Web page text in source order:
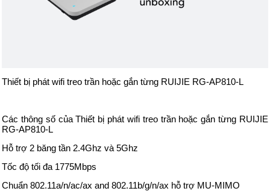
Thiết bị phát wifi treo trần hoặc gắn từng RUIJIE RG-AP810-L
Các thông số của Thiết bị phát wifi treo trần hoặc gắn từng RUIJIE
RG-AP810-L
Hỗ trợ 2 băng tần 2.4Ghz và 5Ghz
Tốc độ tối đa 1775Mbps
Chuẩn 802.11a/n/ac/ax and 802.11b/g/n/ax hỗ trợ MU-MIMO